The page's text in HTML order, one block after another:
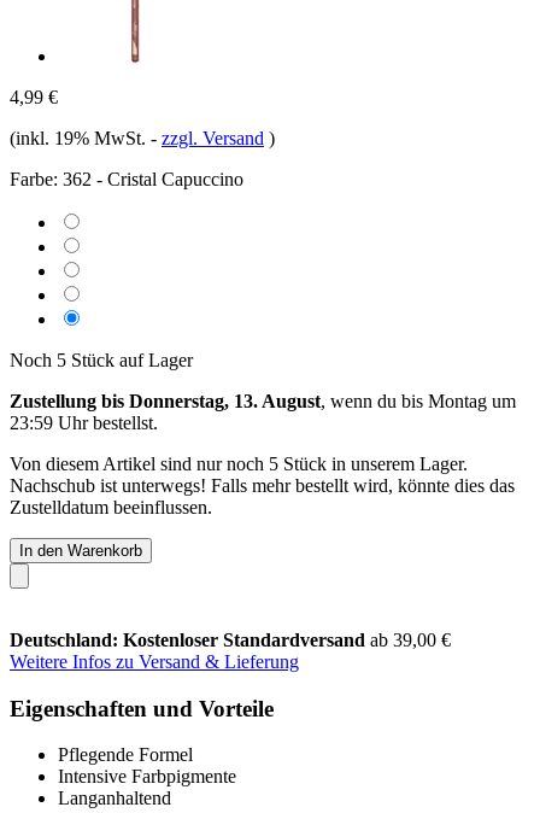
4,99 €
(inkl. 19% MwSt. - zzgl. Versand )
Farbe: 362 - Cristal Capuccino
Noch 5 Stück auf Lager
Zustellung bis Donnerstag, 13. August, wenn du bis Montag um
23:59 Uhrbestellst.
Von diesem Artikel sind nur noch 5 Stück in unserem Lager.
Nachschub ist unterwegs! Falls mehr bestellt wird, könnte dies das
Zustelldatum beeinflussen.
In den Warenkorb
Deutschland: Kostenloser Standardversand ab 39,00 €
Weitere Infos zu Versand & Lieferung
Eigenschaften und Vorteile
Pflegende Formel
Intensive Farbpigmente
Langanhaltend